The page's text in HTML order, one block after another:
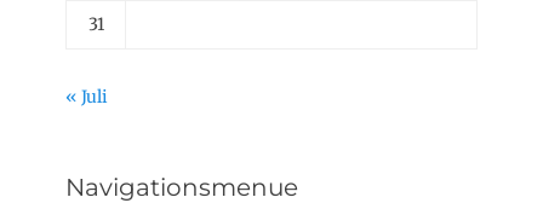
31
« Juli
Navigationsmenue